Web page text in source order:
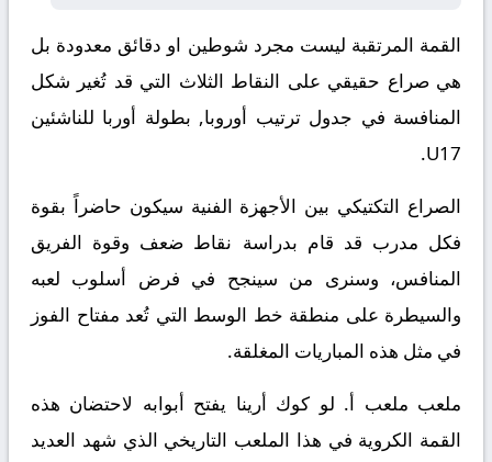
القمة المرتقبة ليست مجرد شوطين او دقائق معدودة بل
هي صراع حقيقي على النقاط الثلاث التي قد تُغير شكل
المنافسة في جدول ترتيب أوروبا, بطولة أوربا للناشئين
U17.
الصراع التكتيكي بين الأجهزة الفنية سيكون حاضراً بقوة
فكل مدرب قد قام بدراسة نقاط ضعف وقوة الفريق
المنافس، وسنرى من سينجح في فرض أسلوب لعبه
والسيطرة على منطقة خط الوسط التي تُعد مفتاح الفوز
في مثل هذه المباريات المغلقة.
ملعب ملعب أ. لو كوك أرينا يفتح أبوابه لاحتضان هذه
القمة الكروية في هذا الملعب التاريخي الذي شهد العديد